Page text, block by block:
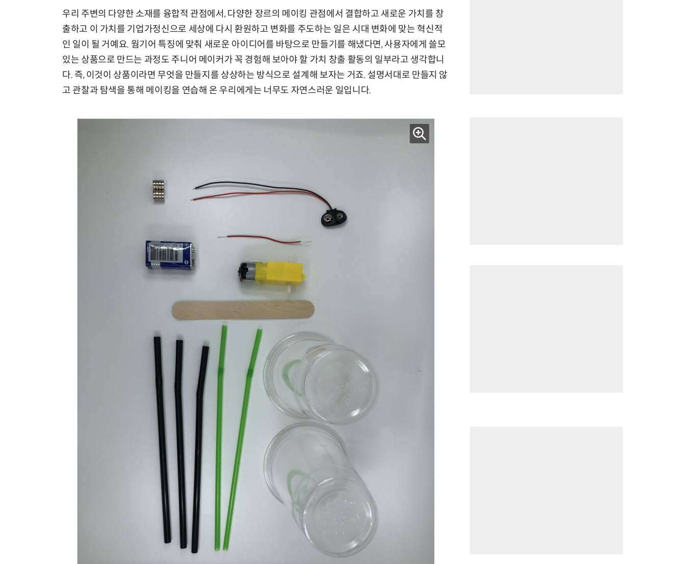
우리 주변의 다양한 소재를 융합적 관점에서, 다양한 장르의 메이킹 관점에서 결합하고 새로운 가치를 창
출하고 이 가치를 기업가정신으로 세상에 다시 환원하고 변화를 주도하는 일은 시대 변화에 맞는 혁신적
인 일이 될 거예요. 웜기어 특징에 맞춰 새로운 아이디어를 바탕으로 만들기를 해냈다면, 사용자에게 쓸모
있는 상품으로 만드는 과정도 주니어 메이커가 꼭 경험해 보아야 할 가치 창출 활동의 일부라고 생각합니
다. 즉, 이것이 상품이라면 무엇을 만들지를 상상하는 방식으로 설계해 보자는 거죠. 설명서대로 만들지 않
고 관찰과 탐색을 통해 메이킹을 연습해 온 우리에게는 너무도 자연스러운 일입니다.